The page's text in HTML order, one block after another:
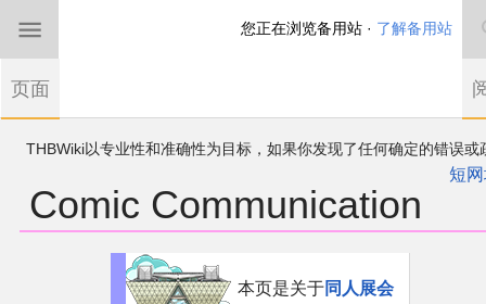
THBWiki以专业性和准确性为目标，如果你发现了任何确定的错误或
如果您是第一次来到这里，请点击右上角注册一
帐户
有任何意见、建议、求助、反馈都可以在 讨论板提出
短
Comic Communication
本页是关于同人展会
您正在浏览备用站 · 了解备用站
页面
首页
东方Project
东方同人规约